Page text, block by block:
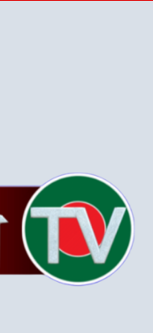
বিশাল
বিএনপির জনসভা:
দেওয়ার জন্য